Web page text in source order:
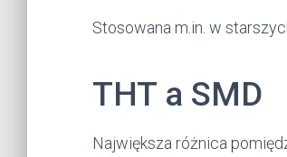
Stosowana m.in. w
THT a SMD
Największa różnica